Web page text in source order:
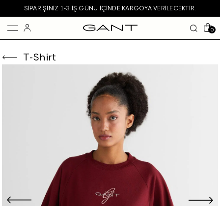
SIPARIŞINIZ 1-3 IŞ GÜNÜ IÇINDE KARGOYA VERILECEKTIR.
0
T-Shirt